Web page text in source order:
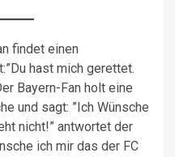
findet einen
hast mich gerettet.
Bayern-Fan holt eine
und sagt: ”Ich Wünsche
nicht!” antwortet der
ich mir das der FC